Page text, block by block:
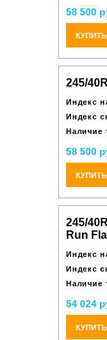
58 500
245/
Индекс
Индекс
Наличие
58 500
245/
Run
Индекс
Индекс
Наличие
54 024